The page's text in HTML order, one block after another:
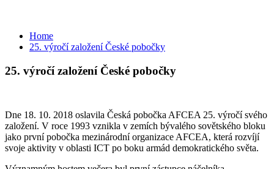
Home
25. výročí založení České pobočky
25. výročí založení České pobočky
Dne 18. 10. 2018 oslavila Česká pobočka AFCEA 25. výročí svého
založení. V roce 1993 vznikla v zemích bývalého sovětského bloku
jako první pobočka mezinárodní organizace AFCEA, která rozvíjí
svoje aktivity v oblasti ICT po boku armád demokratického světa.